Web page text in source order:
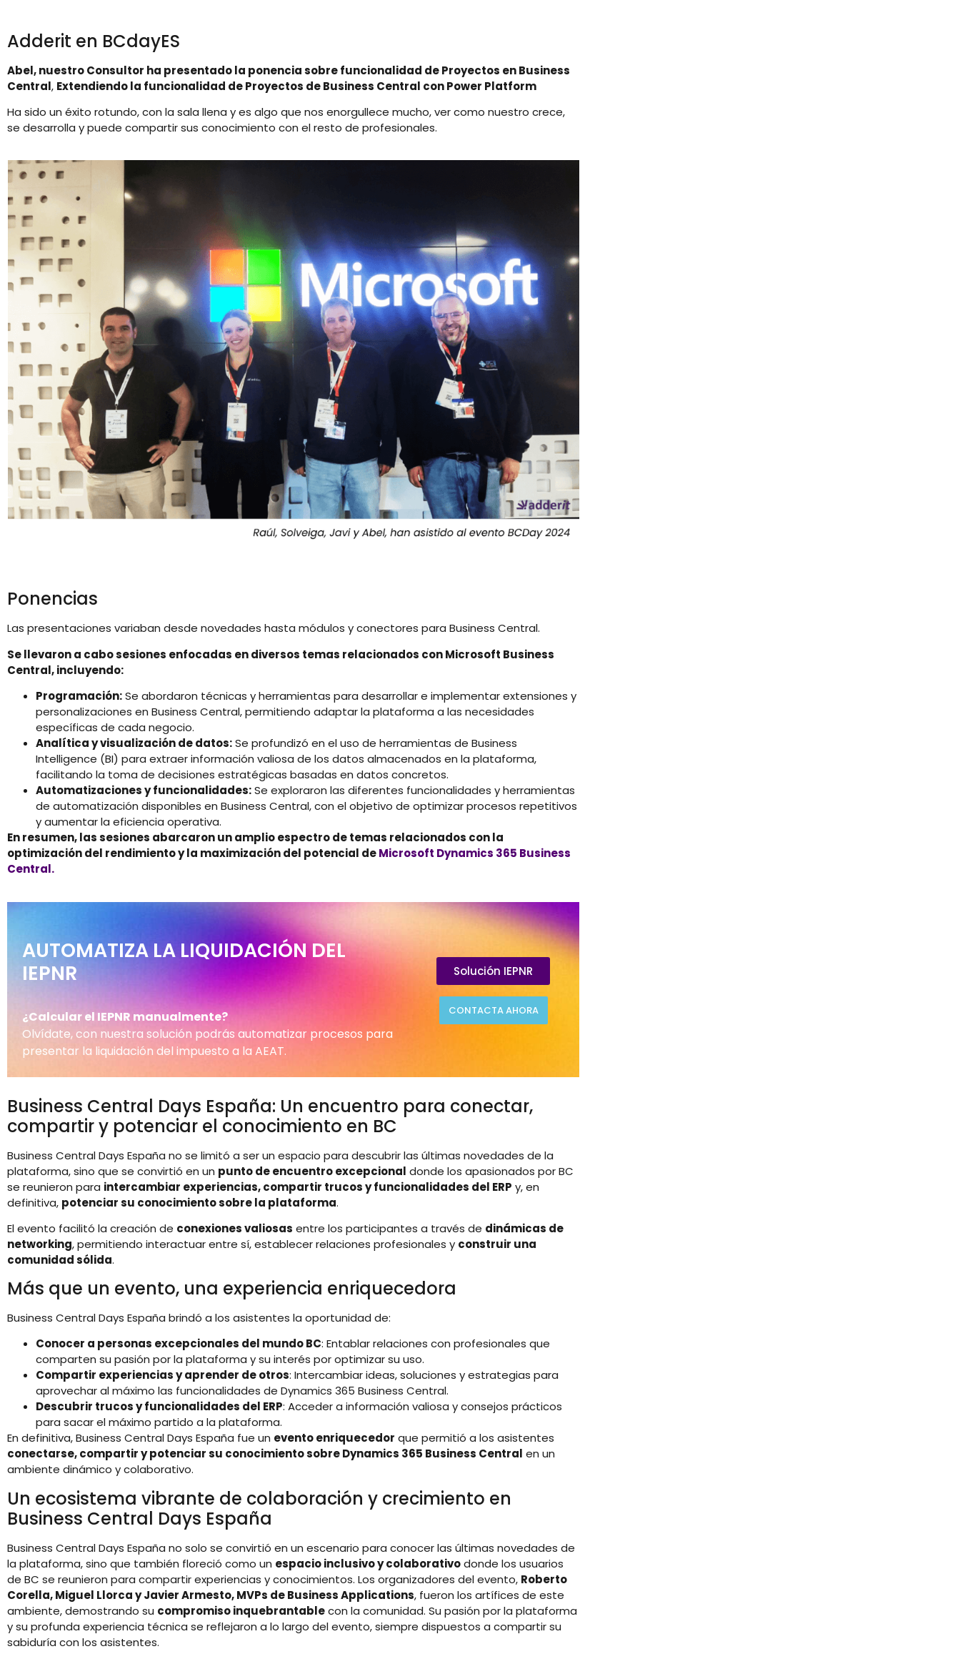
Adderit en BCdayES
Abel, nuestro Consultor ha presentado la ponencia sobre funcionalidad de Proyectos en Business
Central, Extendiendo la funcionalidad de Proyectos de Business Central con Power Platform
Ha sido un éxito rotundo, con la sala llena y es algo que nos enorgullece mucho, ver como nuestro crece,
se desarrolla y puede compartir sus conocimiento con el resto de profesionales.
Ponencias
Las presentaciones variaban desde novedades hasta módulos y conectores para Business Central.
Se llevaron a cabo sesiones enfocadas en diversos temas relacionados con Microsoft Business
Central, incluyendo:
Programación:Se abordaron técnicas y herramientas para desarrollar e implementar extensiones y
personalizaciones en Business Central, permitiendo adaptar la plataforma a las necesidades
específicas de cada negocio.
Analítica y visualización de datos:Se profundizó en el uso de herramientas de Business
Intelligence (BI) para extraer información valiosa de los datos almacenados en la plataforma,
facilitando la toma de decisiones estratégicas basadas en datos concretos.
Automatizaciones y funcionalidades:Se exploraron las diferentes funcionalidades y herramientas
de automatización disponibles en Business Central, con el objetivo de optimizar procesos repetitivos
y aumentar la eficiencia operativa.
En resumen, las sesiones abarcaron un amplio espectro de temas relacionados con la
optimización del rendimiento y la maximización del potencial deMicrosoft Dynamics 365 Business
Central.
AUTOMATIZA LA LIQUIDACIÓN DEL
IEPNR
¿Calcular el IEPNR manualmente?
Olvídate, con nuestra solución podrás automatizar procesos para
presentar la liquidación del impuesto a la AEAT.
Solución IEPNR
CONTACTA AHORA
Business Central Days España: Un encuentro para conectar,
compartir y potenciar el conocimiento en BC
Business Central Days España no se limitó a ser un espacio para descubrir las últimas novedades de la
plataforma, sino que se convirtió en un punto de encuentro excepcional donde los apasionados por BC
se reunieron para intercambiar experiencias, compartir trucos y funcionalidades del ERP y, en
definitiva, potenciar su conocimiento sobre la plataforma.
El evento facilitó la creación de conexiones valiosas entre los participantes a través de dinámicas de
networking, permitiendo interactuar entre sí, establecer relaciones profesionales y construir una
comunidad sólida.
Más que un evento, una experiencia enriquecedora
Business Central Days España brindó a los asistentes la oportunidad de:
Conocer a personas excepcionales del mundo BC: Entablar relaciones con profesionales que
comparten su pasión por la plataforma y su interés por optimizar su uso.
Compartir experiencias y aprender de otros: Intercambiar ideas, soluciones y estrategias para
aprovechar al máximo las funcionalidades de Dynamics 365 Business Central.
Descubrir trucos y funcionalidades del ERP: Acceder a información valiosa y consejos prácticos
para sacar el máximo partido a la plataforma.
En definitiva, Business Central Days España fue un evento enriquecedor que permitió a los asistentes
conectarse, compartir y potenciar su conocimiento sobre Dynamics 365 Business Central en un
ambiente dinámico y colaborativo.
Un ecosistema vibrante de colaboración y crecimiento en
Business Central Days España
Business Central Days España no solo se convirtió en un escenario para conocer las últimas novedades de
la plataforma, sino que también floreció como un espacio inclusivo y colaborativodonde los usuarios
de BC se reunieron para compartir experiencias y conocimientos. Los organizadores del evento, Roberto
Corella, Miguel Llorca y Javier Armesto, MVPs de Business Applications, fueron los artífices de este
ambiente, demostrando su compromiso inquebrantablecon la comunidad. Su pasión por la plataforma
y su profunda experiencia técnica se reflejaron a lo largo del evento, siempre dispuestos a compartir su
sabiduría con los asistentes.